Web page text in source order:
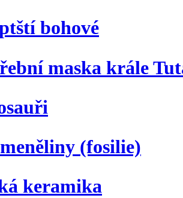
bohové
maska krále
(fosilie)
keramika